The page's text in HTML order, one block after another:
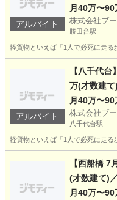
アルバイト
月40万〜90
株式会社ブ
勝田台駅
軽貨物といえば「1人で必死に走
勝田台駅
アルバイト
【八千代
万(才数建
月40万〜90
株式会社ブ
八千代台駅
軽貨物といえば「1人で必死に走
八千代台駅
【西船橋
(才数建て)
月40万〜90